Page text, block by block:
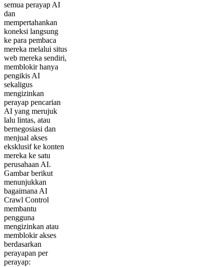
semua perayap AI
dan
mempertahankan
koneksi langsung
ke para pembaca
mereka melalui situs
web mereka sendiri,
memblokir hanya
pengikis AI
sekaligus
mengizinkan
perayap pencarian
AI yang merujuk
lalu lintas, atau
bernegosiasi dan
menjual akses
eksklusif ke konten
mereka ke satu
perusahaan AI.
Gambar berikut
menunjukkan
bagaimana AI
Crawl Control
membantu
pengguna
mengizinkan atau
memblokir akses
berdasarkan
perayapan per
perayap: